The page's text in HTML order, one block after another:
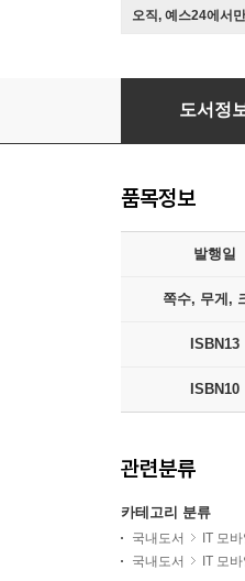
오직, 예스24에서만
프레임워크 없
도서정
품목정보
발행일
쪽수, 무게,
ISBN13
ISBN10
관련분류
카테고리 분류
국내도서 IT 모바
국내도서
IT 모바